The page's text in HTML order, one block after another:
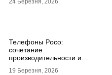
24 Березня, 2026
Телефоны Poco:
сочетание
производительности и
19 Березня, 2026